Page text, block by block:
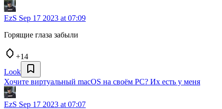
EzS Sep 17 2023 at 07:09
Горящие глаза забыли
+14
Look
Хочите виртуальный macOS на своём PC? Их есть у меня
EzS Sep 17 2023 at 07:07